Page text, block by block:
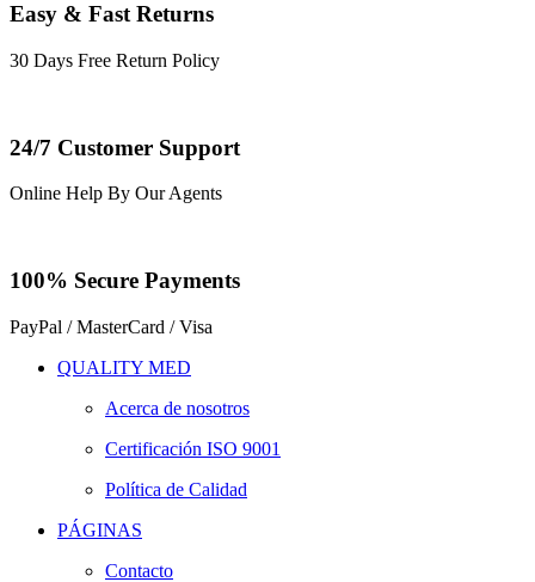
Easy & Fast Returns
30 Days Free Return Policy
24/7 Customer Support
Online Help By Our Agents
100% Secure Payments
PayPal / MasterCard / Visa
QUALITY MED
Acerca de nosotros
Certificación ISO 9001
Política de Calidad
PÁGINAS
Contacto